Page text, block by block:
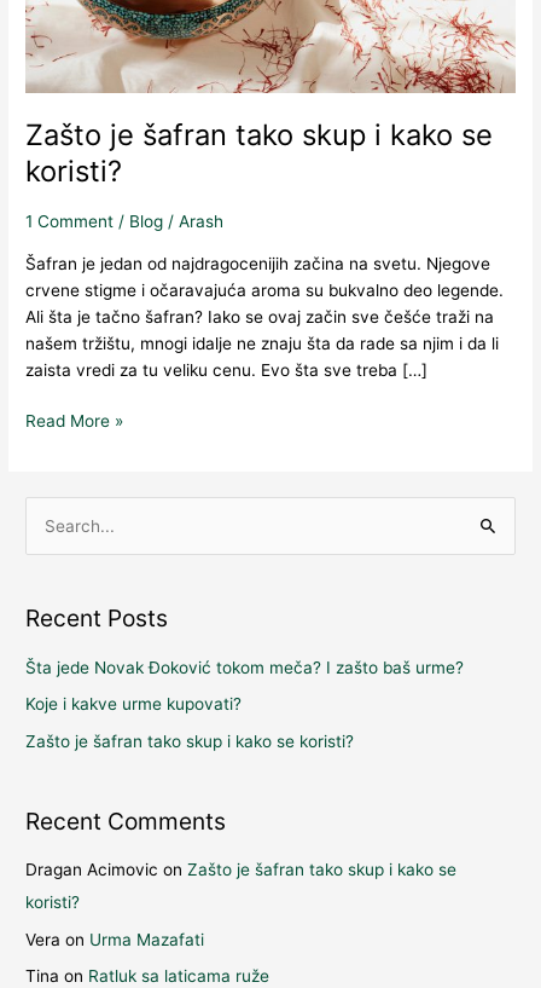
Zašto je šafran tako skup i kako se
koristi?
1 Comment / Blog /Arash
Šafran je jedan od najdragocenijih začina na svetu. Njegove
crvene stigme i očaravajuća aroma su bukvalno deo legende.
Ali šta je tačno šafran? Iako se ovaj začin sve češće traži na
našem tržištu, mnogi idalje ne znaju šta da rade sa njim i da li
zaista vredi za tu veliku cenu. Evo šta sve treba […]
koristi?
Read More »
r
c
h
:
Recent Posts
Šta jede Novak Đoković tokom meča? I zašto baš urme?
Koje i kakve urme kupovati?
Zašto je šafran tako skup i kako se koristi?
Recent Comments
Dragan Acimovic onZašto je šafran tako skup i kako se
koristi?
Vera on Urma Mazafati
Tina on Ratluk sa laticama ruže